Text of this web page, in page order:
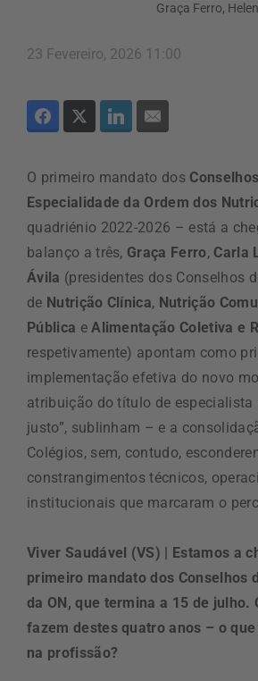
Graça Ferro,
23 Fevereiro, 2026 11:00
O primeiro mandato dos
Especialidade da Ordem dos
quadriénio 2022-2026 – está a
balanço a três, Graça Ferro, Carla
Ávila (presidentes dos Conselhos
de Nutrição Clínica, Nutrição
Pública eAlimentação Coletiva e
respetivamente) apontam como
implementação efetiva do novo
atribuição do título de especialista
justo”, sublinham – e a
Colégios, sem, contudo,
constrangimentos técnicos,
institucionais que marcaram o
Viver Saudável (VS) | Estamos a
primeiro mandato dos Conselhos
da ON, que termina a 15 de julho.
fazem destes quatro anos – o
na profissão?